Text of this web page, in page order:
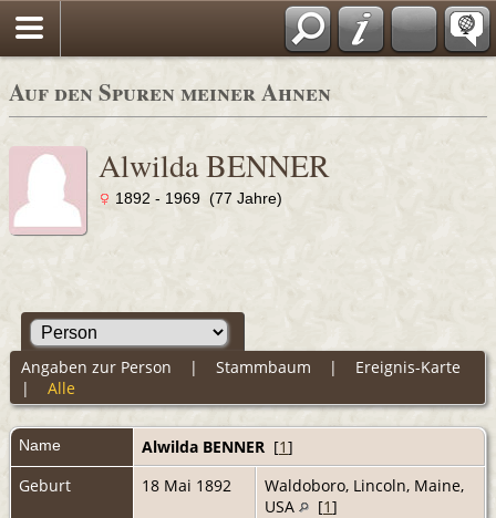
Auf den Spuren meiner Ahnen
Alwilda BENNER
1892 - 1969 (77 Jahre)
Angaben zur Person | Stammbaum | Ereignis-Karte
| Alle
Name Alwilda BENNER [1]
Geburt
18 Mai 1892
Waldoboro, Lincoln, Maine,
USA
[1]